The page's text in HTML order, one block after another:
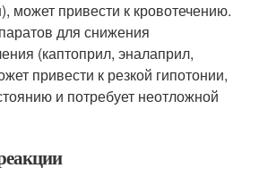
может привести к кровотечению.
для снижения
(каптоприл, эналаприл,
привести к резкой гипотонии,
и потребует неотложной